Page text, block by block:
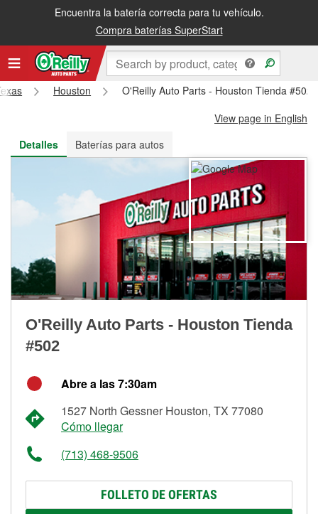
Encuentra la batería correcta para tu vehículo.
Compra baterías SuperStart
Recibe tu orden gratis al día siguiente o recógela en la tienda
Houston
O'Reilly Auto Parts - Houston Tienda #502
View page in English
Detalles
Baterías para autos
O'Reilly Auto Parts - Houston Tienda
#502
Abre a las 7:30am
1527 North Gessner Houston, TX 77080
Cómo llegar
(713) 468-9506
FOLLETO DE OFERTAS